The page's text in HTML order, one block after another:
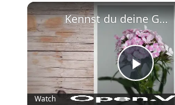
Fullscreen
Play
Kennst du deine Geburtsblume?
Watch